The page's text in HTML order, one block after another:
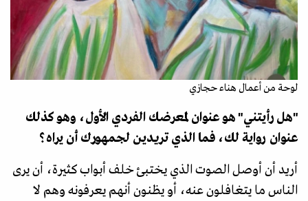
لوحة من أعمال هناء حجازي
"هل رأيتني" هو عنوان لمعرضك الفردي الأول، وهو كذلك
عنوان رواية لك، فما الذي تريدين لجمهورك أن يراه؟
أريد أن أوصل الصوت الذي يختبئ خلف أبواب كثيرة، أن يرى
الناس ما يتغافلون عنه، أو يظنون أنهم يعرفونه وهم لا